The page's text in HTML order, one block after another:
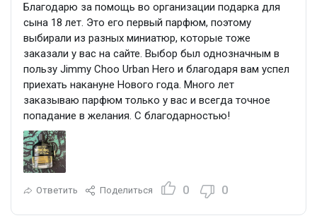
Благодарю за помощь во организации подарка для
сына 18 лет. Это его первый парфюм, поэтому
выбирали из разных миниатюр, которые тоже
заказали у вас на сайте. Выбор был однозначным в
пользу Jimmy Choo Urban Hero и благодаря вам успел
приехать накануне Нового года. Много лет
заказываю парфюм только у вас и всегда точное
попадание в желания. С благодарностью!
Ответить Поделиться 0 0